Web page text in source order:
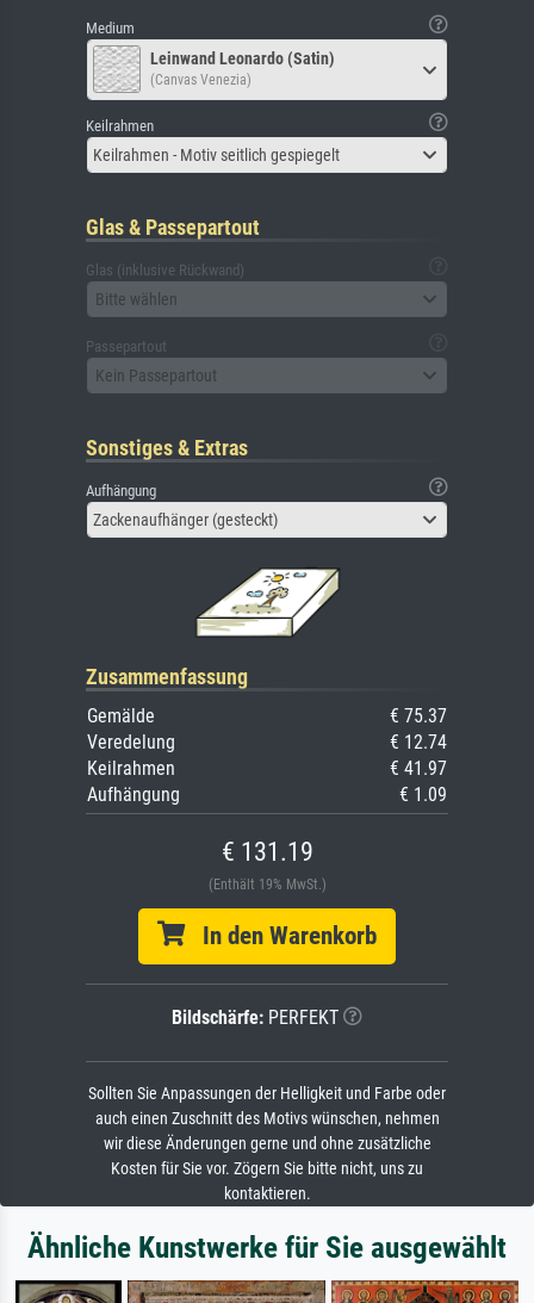
Medium
Leinwand Leonardo (Satin)
(Canvas Venezia)
Keilrahmen
Keilrahmen - Motiv seitlich gespiegelt
Glas & Passepartout
Glas (inklusive Rückwand)
Bitte wählen
Passepartout
Kein Passepartout
Sonstiges & Extras
Aufhängung
Zackenaufhänger (gesteckt)
Zusammenfassung
Gemälde
€ 75.37
Veredelung
€ 12.74
Keilrahmen
€ 41.97
Aufhängung
€ 1.09
€ 131.19
(Enthält 19% MwSt.)
In den Warenkorb
Bildschärfe: PERFEKT
Sollten Sie Anpassungen der Helligkeit und Farbe oder
auch einen Zuschnitt des Motivs wünschen, nehmen
wir diese Änderungen gerne und ohne zusätzliche
Kosten für Sie vor. Zögern Sie bitte nicht, uns zu
kontaktieren.
Ähnliche Kunstwerke für Sie ausgewählt